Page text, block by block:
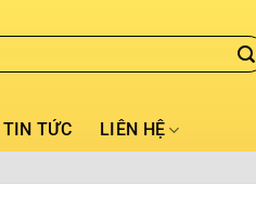
TIN TỨC LIÊN HỆ